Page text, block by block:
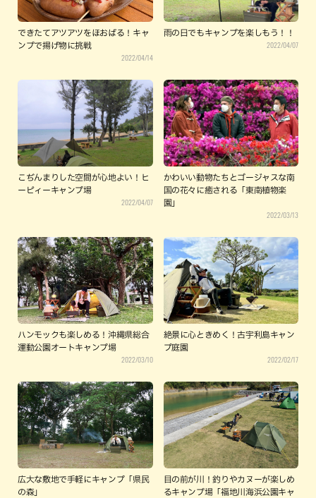
できたてアツアツをほおばる！キャ
ンプで揚げ物に挑戦
2022/04/14
雨の日でもキャンプを楽しもう！！
2022/04/07
こぢんまりした空間が心地よい！ヒ
ーピィーキャンプ場
2022/04/07
かわいい動物たちとゴージャスな南
国の花々に癒される「東南植物楽
園」
2022/03/13
ハンモックも楽しめる！沖縄県総合
運動公園オートキャンプ場
2022/03/10
絶景に心ときめく！古宇利島キャン
プ庭園
2022/02/17
広大な敷地で手軽にキャンプ「県民
の森」
目の前が川！釣りやカヌーが楽しめ
るキャンプ場「福地川海浜公園キャ